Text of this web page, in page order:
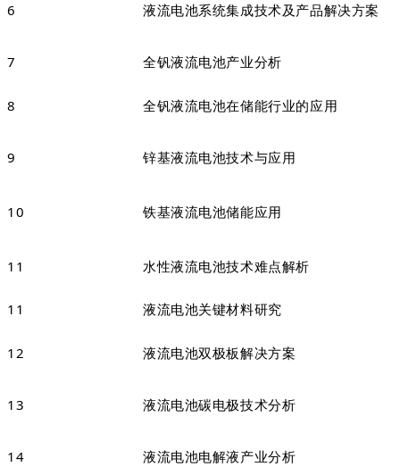
6 液流电池系统集成技术及产品解决方案
7 全钒液流电池产业分析
8 全钒液流电池在储能行业的应用
9 锌基液流电池技术与应用
10 铁基液流电池储能应用
11 水性液流电池技术难点解析
11 液流电池关键材料研究
12 液流电池双极板解决方案
13 液流电池碳电极技术分析
14 液流电池电解液产业分析